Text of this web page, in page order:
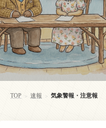
TOP > 速報 > 気象警報・注意報